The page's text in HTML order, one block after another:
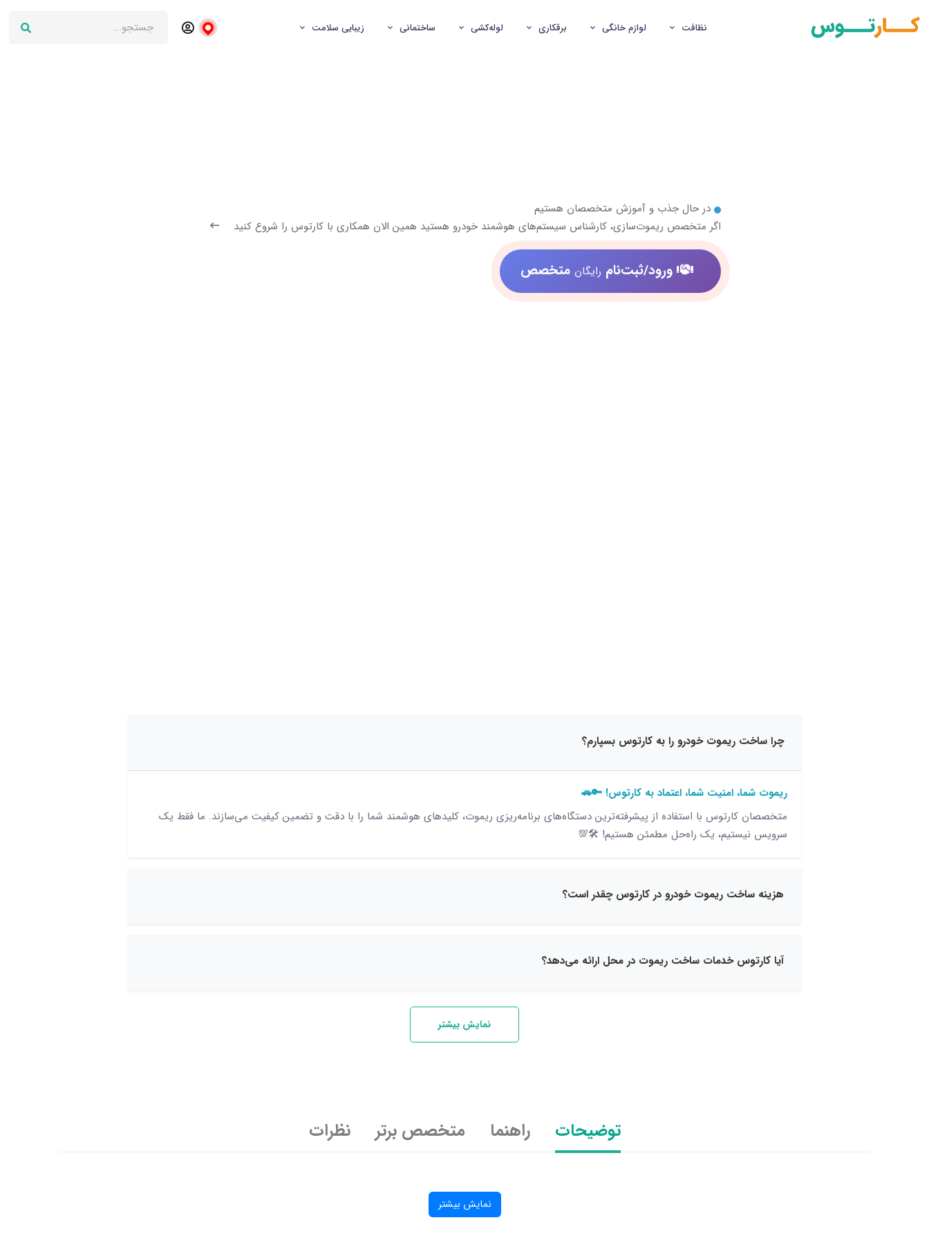
نظافت لوازم خانگی برقکاری لوله‌کشی ساختمانی زیبایی سلامت
در حال جذب و آموزش متخصصان هستیم
اگر متخصص ریموت‌سازی، کارشناس سیستم‌های هوشمند خودرو هستید همین الان همکاری با کارتوس را شروع کنید
ورود/ثبت‌نام رایگان متخصص
چرا ساخت ریموت خودرو را به کارتوس بسپارم؟
ریموت شما، امنیت شما، اعتماد به کارتوس! 🔑🚗
متخصصان کارتوس با استفاده از پیشرفته‌ترین دستگاه‌های برنامه‌ریزی ریموت، کلیدهای هوشمند شما را با دقت و تضمین کیفیت می‌سازند. ما فقط یک
سرویس نیستیم، یک راه‌حل مطمئن هستیم! 🛠️💯
هزینه ساخت ریموت خودرو در کارتوس چقدر است؟
آیا کارتوس خدمات ساخت ریموت در محل ارائه می‌دهد؟
نمایش بیشتر
توضیحات راهنما متخصص برتر نظرات
نمایش بیشتر